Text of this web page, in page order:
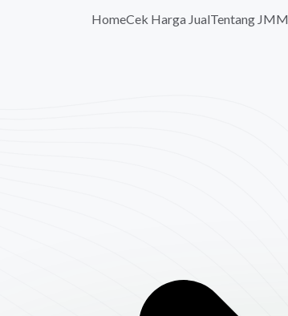
HomeCek Harga JualTentang JMM